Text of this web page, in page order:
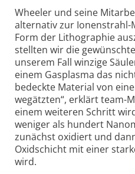
Wheeler und seine
alternativ zur Ionen­strahl-​
Form der Litho­graphie
stellten wir die
unserem Fall winzige
einem Gasplasma das
bedeckte Material von
wegätzten“, erklärt team-
einem weiteren Schritt
weniger als hundert
zunächst oxidiert und
Oxidschicht mit einer
wird.